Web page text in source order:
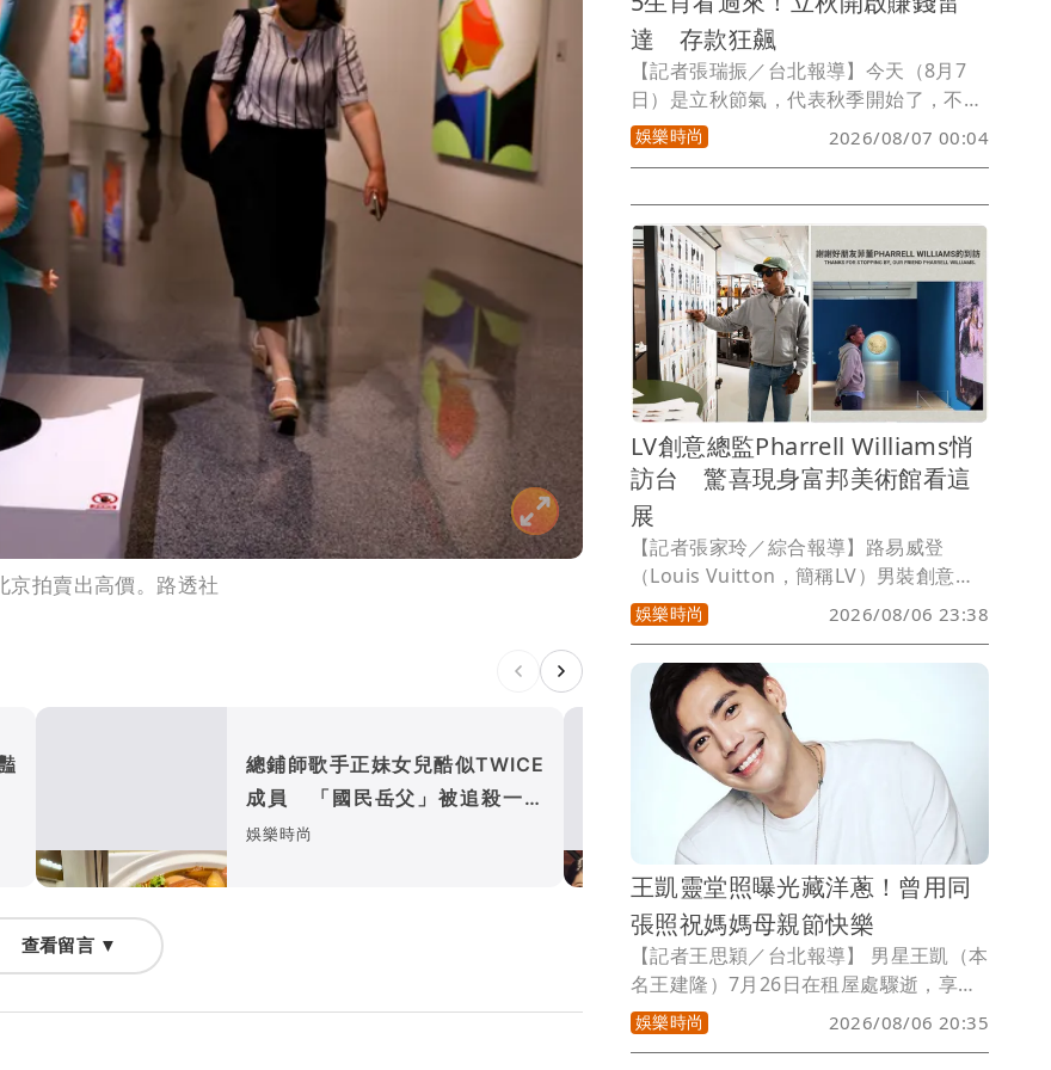
拍賣出高價。路透社
總鋪師歌手正妹女兒酷似TWICE
成員 「國民岳父」被追殺一個
月食譜曝光
娛樂時尚
張凌赫「當爸了」全家福
光 下廚陪玩成治癒系人夫
娛樂時尚
查看留言 ▼
達 存款狂飆
【記者張瑞振／台北報導】今天（8月7
日）是立秋節氣，代表秋季開始了，不
過，因台灣氣候依然炎熱，常有「秋老
虎」的現象，後續天氣才會漸漸轉涼，而
息，秋天本就是收割好時節，套用在錢包
上一點也沒錯，隨著節氣轉換，有些人的
賺錢雷達突然變得無比敏銳，迎來一波爆
發期，小孟塔羅雲蔚老師揭露以下5個生
肖能在這波換季黃金時刻把存款數字往上
衝。
娛樂時尚 2026/08/07 00:04
LV創意總監Pharrell Williams悄
訪台 驚喜現身富邦美術館看這
展
【記者張家玲／綜合報導】路易威登
（Louis Vuitton，簡稱LV）男裝創意總
監「菲董」Pharrell Williams悄悄現蹤台
灣！富邦美術館今在IG限時動態，分享了
菲董親臨欣賞展覽的照片，寫道「謝謝好
朋友菲董的到訪」，讓時尚迷又驚又喜。
娛樂時尚 2026/08/06 23:38
王凱靈堂照曝光藏洋蔥！曾用同
張照祝媽媽母親節快樂
【記者王思穎／台北報導】 男星王凱（本
名王建隆）7月26日在租屋處驟逝，享年
43歲。明（7日）起靈堂連3天開放供親友
弔唁。今靈堂照片曝光，他穿著白色上
娛樂時尚 2026/08/06 20:35